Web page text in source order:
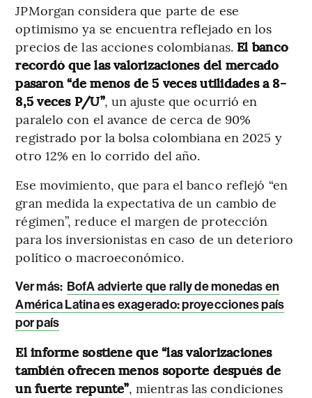
JPMorgan considera que parte de ese
optimismo ya se encuentra reflejado en los
precios de las acciones colombianas. El banco
recordó que las valorizaciones del mercado
pasaron “de menos de 5 veces utilidades a 8-
8,5 veces P/U”, un ajuste que ocurrió en
paralelo con el avance de cerca de 90%
registrado por la bolsa colombiana en 2025 y
otro 12% en lo corrido del año.
Ese movimiento, que para el banco reflejó “en
gran medida la expectativa de un cambio de
régimen”, reduce el margen de protección
para los inversionistas en caso de un deterioro
político o macroeconómico.
Ver más: BofA advierte que rally de monedas en
América Latina es exagerado: proyecciones país
por país
El informe sostiene que “las valorizaciones
también ofrecen menos soporte después de
un fuerte repunte”, mientras las condiciones